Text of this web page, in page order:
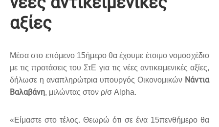
αξίες
Μέσα στο επόμενο 15ήμερο θα έχουμε έτοιμο νομοσχέδιο
με τις προτάσεις του ΣτΕ για τις νέες αντικειμενικές αξίες,
δήλωσε η αναπληρώτρια υπουργός Οικονομικών Νάντια
Βαλαβάνη, μιλώντας στον ρ/σ Alpha.
«Είμαστε στο τέλος. Θεωρώ ότι σε ένα 15πενθήμερο θα